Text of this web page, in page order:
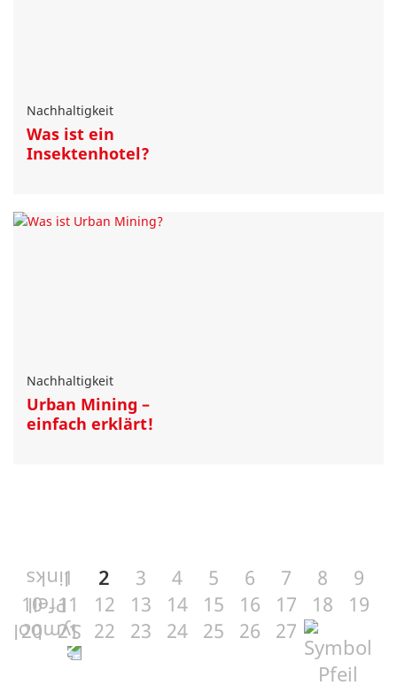
Nachhaltigkeit
Was ist ein
Insektenhotel?
Nachhaltigkeit
Urban Mining –
einfach erklärt!
1 2 3 4 5 6 7 8
9
10 11 12 13 14 15 16 17 18
19
20 21 22 23 24 25 26 27